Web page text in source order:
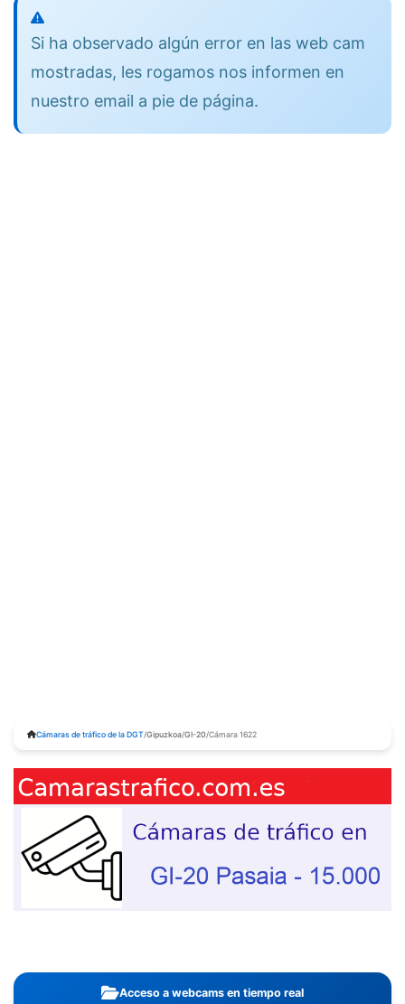
Si ha observado algún error en las web cam
mostradas, les rogamos nos informen en
nuestro email a pie de página.
Cámaras de tráfico de la DGT/Gipuzkoa/GI-20 /Cámara 1622
Acceso a webcams en tiempo real